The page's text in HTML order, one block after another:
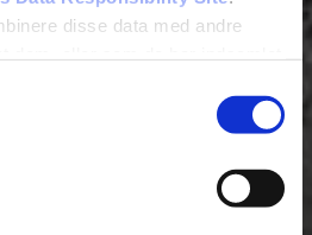
disse data med andre